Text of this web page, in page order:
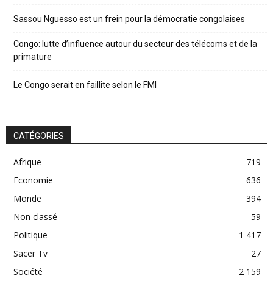
Sassou Nguesso est un frein pour la démocratie congolaises
Congo: lutte d’influence autour du secteur des télécoms et de la
primature
Le Congo serait en faillite selon le FMI
CATÉGORIES
Afrique
719
Economie
636
Monde
394
Non classé
59
Politique
1 417
Sacer Tv
27
Société
2 159